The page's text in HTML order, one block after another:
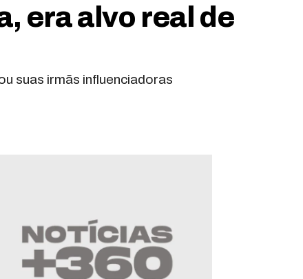
era alvo real de
suas irmãs influenciadoras